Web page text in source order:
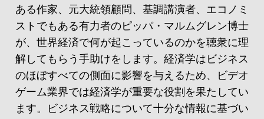
ある作家、元大統領顧問、基調講演者、エコノミ
ストでもある有力者のピッパ・マルムグレン博士
が、世界経済で何が起こっているのかを聴衆に理
解してもらう手助けをします。経済学はビジネス
のほぼすべての側面に影響を与えるため、ビデオ
ゲーム業界では経済学が重要な役割を果たしてい
ます。ビジネス戦略について十分な情報に基づい